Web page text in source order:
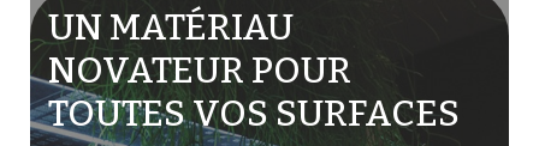
UN MATÉRIAU
NOVATEUR POUR
TOUTES VOS SURFACES